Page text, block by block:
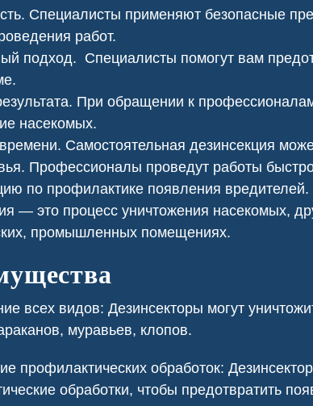
Специалисты применяют безопасные
работ.
подход. Специалисты помогут вам
При обращении к
насекомых.
Самостоятельная дезинсекция
Профессионалы проведут работы
по профилактике появления вредителей.
— это процесс уничтожения насекомых,
промышленных помещениях.
всех видов: Дезинсекторы могут
муравьев, клопов.
профилактических обработок:
обработки, чтобы предотвратить